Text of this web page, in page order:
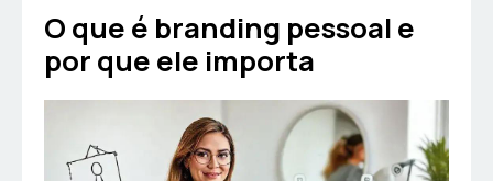
O que é branding pessoal e
por que ele importa